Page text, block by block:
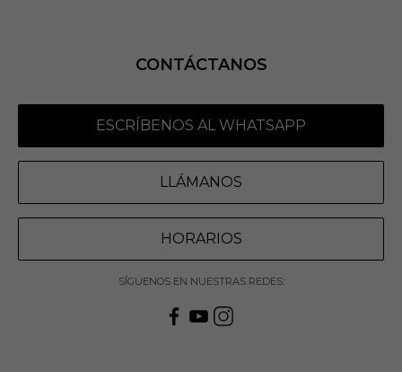
CONTÁCTANOS
ESCRÍBENOS AL WHATSAPP
LLÁMANOS
HORARIOS
SÍGUENOS EN NUESTRAS REDES: